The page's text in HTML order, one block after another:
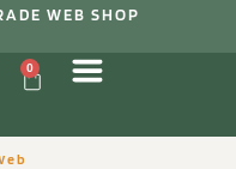
WEB SHOP
0